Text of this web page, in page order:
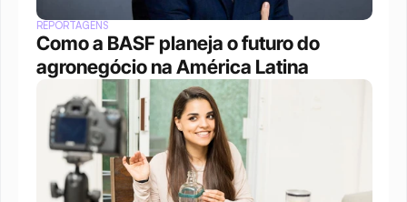
REPORTAGENS
Como a BASF planeja o futuro do
agronegócio na América Latina